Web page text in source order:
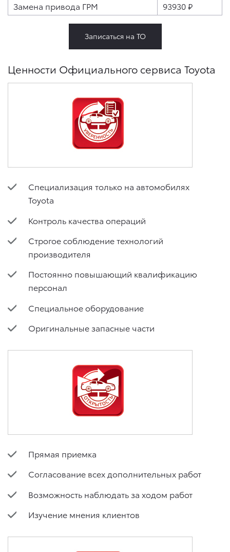
Замена привода ГРМ 93930 ₽
Записаться на ТО
Ценности Официального сервиса Toyota
Специализация только на автомобилях
Toyota
Контроль качества операций
Строгое соблюдение технологий
производителя
Постоянно повышающий квалификацию
персонал
Специальное оборудование
Оригинальные запасные части
Прямая приемка
Согласование всех дополнительных работ
Возможность наблюдать за ходом работ
Изучение мнения клиентов